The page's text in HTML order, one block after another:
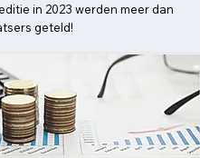
in 2023 werden meer dan
geteld!